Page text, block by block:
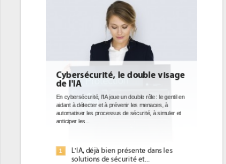
DEE: l'efficacité énergétique
bientôt une obligation pour les
datacenters
Des datacenters plus durables et plus efficaces, c'est
ce que recherchent les pouvoirs publics européens
avec la mise en oeuvre de la nouvelle Directive sur
1
Qu'est-ce que la DEE (directive
d'efficacité énergétique) ?